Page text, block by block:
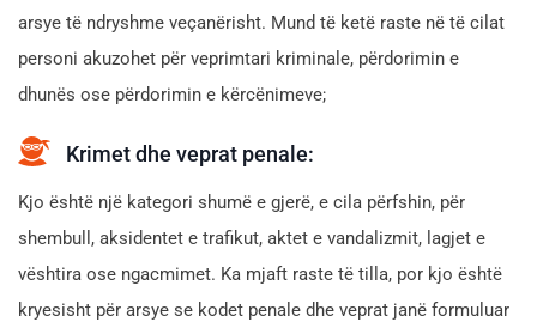
arsye të ndryshme veçanërisht. Mund të ketë raste në të cilat
personi akuzohet për veprimtari kriminale, përdorimin e
dhunës ose përdorimin e kërcënimeve;
Krimet dhe veprat penale:
Kjo është një kategori shumë e gjerë, e cila përfshin, për
shembull, aksidentet e trafikut, aktet e vandalizmit, lagjet e
vështira ose ngacmimet. Ka mjaft raste të tilla, por kjo është
kryesisht për arsye se kodet penale dhe veprat janë formuluar